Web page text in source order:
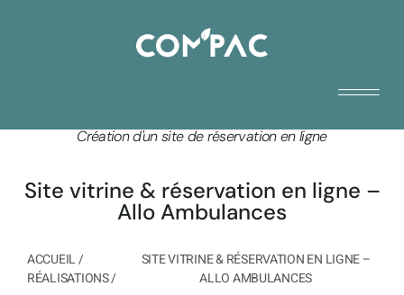
Création d'un site de réservation en ligne
Site vitrine & réservation en ligne –
Allo Ambulances
ACCUEIL/
RÉALISATIONS/
SITE VITRINE & RÉSERVATION EN LIGNE –
ALLO AMBULANCES